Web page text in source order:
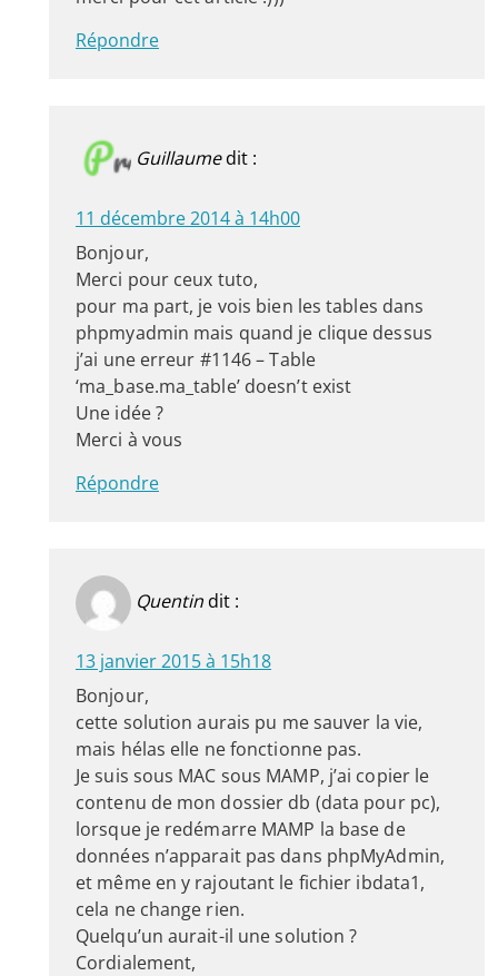
Répondre
Guillaume dit :
11 décembre 2014 à 14h00
Bonjour,
Merci pour ceux tuto,
pour ma part, je vois bien les tables dans
phpmyadmin mais quand je clique dessus
j’ai une erreur #1146 – Table
‘ma_base.ma_table’ doesn’t exist
Une idée ?
Merci à vous
Répondre
Quentin dit :
13 janvier 2015 à 15h18
Bonjour,
cette solution aurais pu me sauver la vie,
mais hélas elle ne fonctionne pas.
Je suis sous MAC sous MAMP, j’ai copier le
contenu de mon dossier db (data pour pc),
lorsque je redémarre MAMP la base de
données n’apparait pas dans phpMyAdmin,
et même en y rajoutant le fichier ibdata1,
cela ne change rien.
Quelqu’un aurait-il une solution ?
Cordialement,